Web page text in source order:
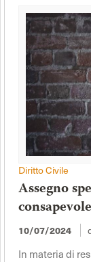
Diritto Civile
Assegno
10/07/2024
In materia di